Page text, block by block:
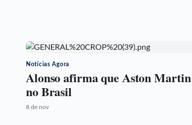
Notícias Agora
Alonso afirma que Aston Martin
no Brasil
8 de nov